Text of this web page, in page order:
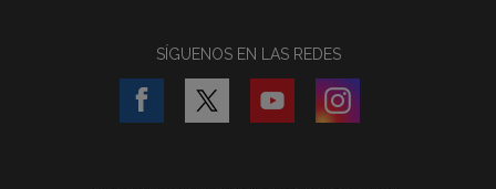
SÍGUENOS EN LAS REDES